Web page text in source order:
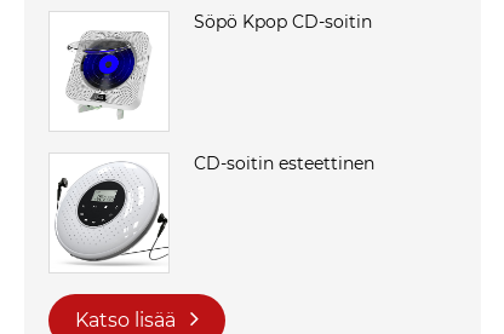
Söpö Kpop CD-soitin
CD-soitin esteettinen
Katso lisää